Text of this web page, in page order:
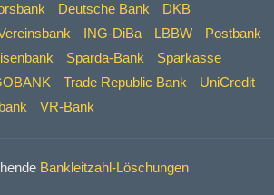
Deutsche Bank
DKB
ING-DiBa LBBW
Postbank
Sparda-Bank
Sparkasse
Trade Republic Bank
UniCredit
VR-Bank
Bankleitzahl-Löschungen